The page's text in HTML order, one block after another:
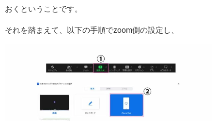
おくということです。
それを踏まえて、以下の手順でzoom側の設定し、